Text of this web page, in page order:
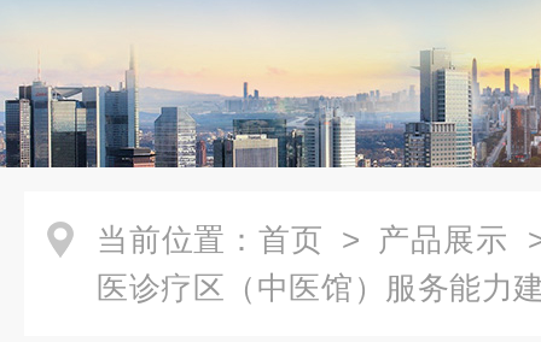
当前位置： 首页 > 产品展示
医诊疗区（中医馆）服务能力